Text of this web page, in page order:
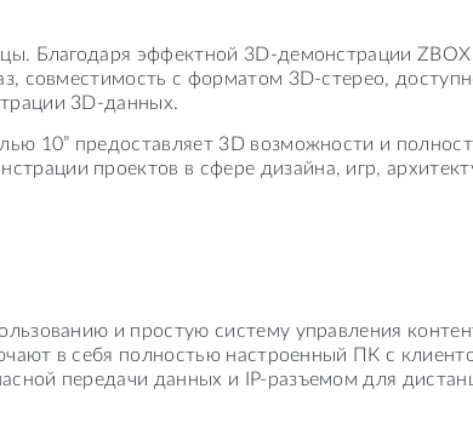
Благодаря эффектной 3D-демонстрации ZBOX
совместимость с форматом 3D-стерео,
3D-данных.
10” предоставляет 3D возможности и
проектов в сфере дизайна, игр,
и простую систему управления
в себя полностью настроенный ПК с
передачи данных и IP-разъемом для